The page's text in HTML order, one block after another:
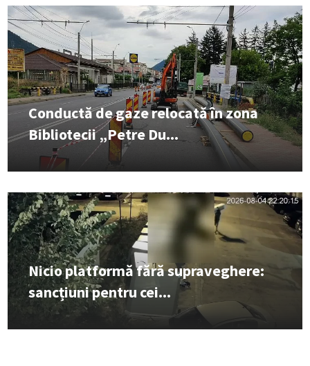
Conductă de gaze relocată în zona
Bibliotecii „Petre Du...
Nicio platformă fără supraveghere:
sancțiuni pentru cei...